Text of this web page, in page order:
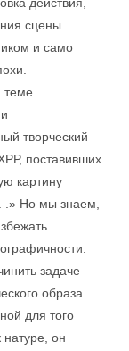
сцены.
и само
теме
творческий
поставивших
картину
.» Но мы знаем,
задаче
образа
для того
натуре, он